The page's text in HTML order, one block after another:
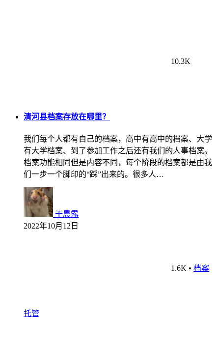
10.3K
清河县档案存放在哪里？
我们每个人都有自己的档案，高中有高中的档案、大学
有大学档案、到了参加工作之后还有我们的人事档案。
档案功能相同但是内容不同，每个阶段的档案都是由我
们一步一个脚印的“踩”出来的。很多人…
于晨露
2022年10月12日
1.6K • 档案
托管